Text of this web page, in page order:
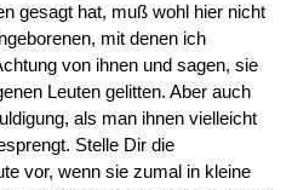
gesagt hat, muß wohl hier nicht
mit denen ich
von ihnen und sagen, sie
Leuten gelitten. Aber auch
als man ihnen vielleicht
Stelle Dir die
vor, wenn sie zumal in kleine